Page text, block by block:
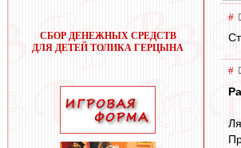
СБОР ДЕНЕЖНЫХ СРЕДСТВ
ДЛЯ ДЕТЕЙ ТОЛИКА ГЕРЦЫНА
#
#